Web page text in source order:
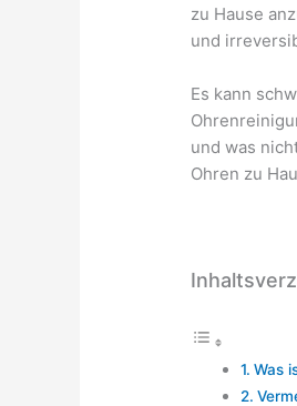
zu Hause
und
Es kann
und was
Ohren zu
Was